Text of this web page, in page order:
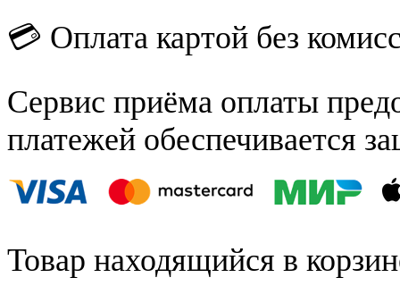
💳 Оплата картой без
Сервис приёма оплаты
платежей обеспечивается
Товар находящийся в